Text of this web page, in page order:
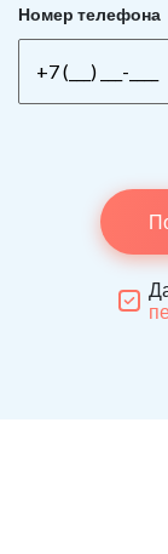
Номер телефона